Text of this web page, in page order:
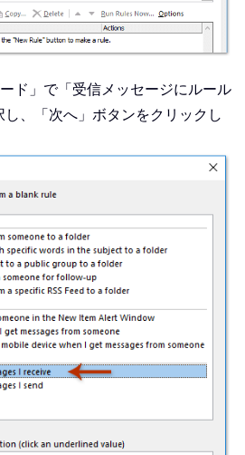
ド」で「受信メッセージにルール
、「次へ」ボタンをクリックし